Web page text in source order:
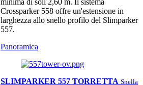
minima di soli 2,60 m. Il sistema
Crossparker 558 offre un'estensione in
larghezza allo snello profilo del Slimparker
557.
Panoramica
SLIMPARKER 557 TORRETTA Snella